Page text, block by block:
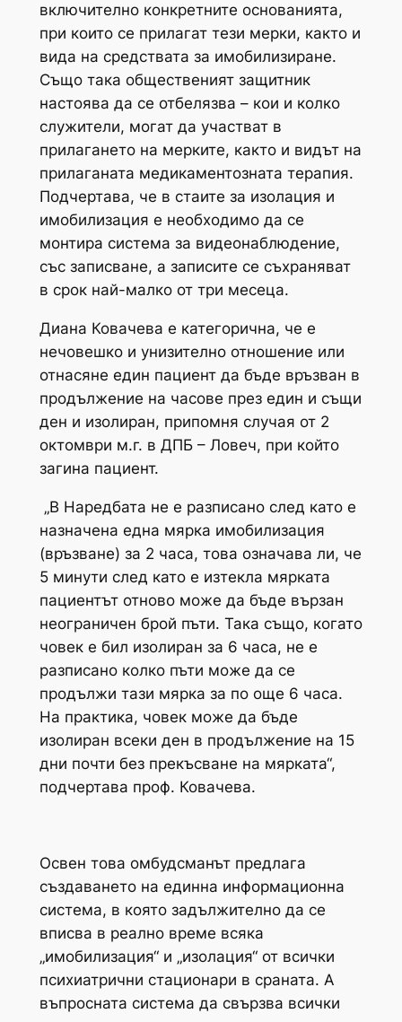
включително конкретните основанията,
при които се прилагат тези мерки, както и
вида на средствата за имобилизиране.
Също така общественият защитник
настоява да се отбелязва – кои и колко
служители, могат да участват в
прилагането на мерките, както и видът на
прилаганата медикаментозната терапия.
Подчертава, че в стаите за изолация и
имобилизация е необходимо да се
монтира система за видеонаблюдение,
със записване, а записите се съхраняват
в срок най-малко от три месеца.
Диана Ковачева е категорична, че е
нечовешко и унизително отношение или
отнасяне един пациент да бъде връзван в
продължение на часове през един и същи
ден и изолиран, припомня случая от 2
октомври м.г. в ДПБ – Ловеч, при който
загина пациент.
„В Наредбата не е разписано след като е
назначена една мярка имобилизация
(връзване) за 2 часа, това означава ли, че
5 минути след като е изтекла мярката
пациентът отново може да бъде вързан
неограничен брой пъти. Така също, когато
човек е бил изолиран за 6 часа, не е
разписано колко пъти може да се
продължи тази мярка за по още 6 часа.
На практика, човек може да бъде
изолиран всеки ден в продължение на 15
дни почти без прекъсване на мярката“,
подчертава проф. Ковачева.
Освен това омбудсманът предлага
създаването на единна информационна
система, в която задължително да се
вписва в реално време всяка
„имобилизация“ и „изолация“ от всички
психиатрични стационари в сраната. А
въпросната система да свързва всички